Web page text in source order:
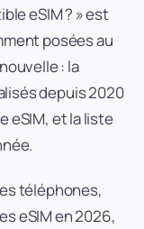
eSIM ? » est
posées au
: la
depuis 2020
eSIM, et la liste
téléphones,
eSIM en 2026,